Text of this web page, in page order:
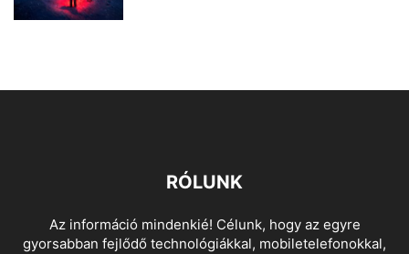
RÓLUNK
Az információ mindenkié! Célunk, hogy az egyre
gyorsabban fejlődő technológiákkal, mobiletelefonokkal,